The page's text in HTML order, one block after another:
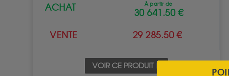
ACHAT À partir de
30 641.50 €
VENTE 29 285.50 €
VOIR CE PRODUIT